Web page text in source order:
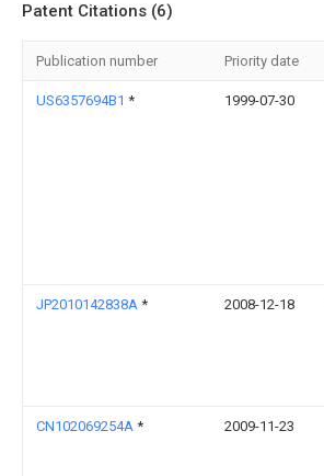
Patent Citations (6)
Publication number Priority date
US6357694B1 * 1999-07-30
JP2010142838A * 2008-12-18
CN102069254A * 2009-11-23